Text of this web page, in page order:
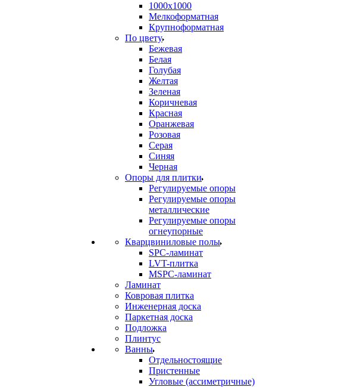
1000х1000
Мелкоформатная
Крупноформатная
По цвету
Бежевая
Белая
Голубая
Желтая
Зеленая
Коричневая
Красная
Оранжевая
Розовая
Серая
Синяя
Черная
Опоры для плитки
Регулируемые опоры
Регулируемые опоры
металлические
Регулируемые опоры
огнеупорные
Кварцвиниловые полы
SPC-ламинат
LVT-плитка
MSPC-ламинат
Ламинат
Ковровая плитка
Инженерная доска
Паркетная доска
Подложка
Плинтус
Ванны
Отдельностоящие
Пристенные
Угловые (ассиметричные)